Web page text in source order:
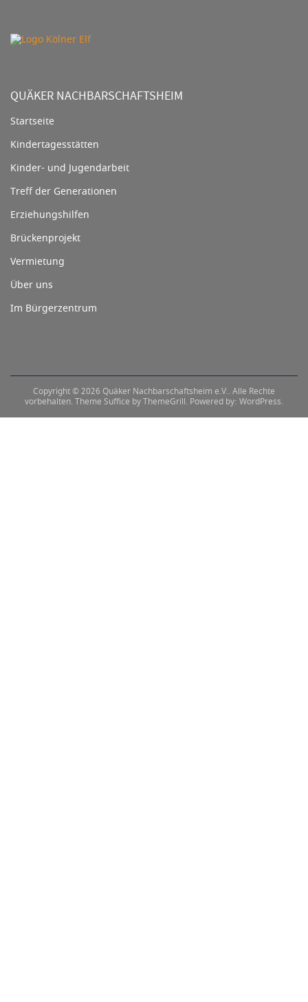
QUÄKER NACHBARSCHAFTSHEIM
Startseite
Kindertagesstätten
Kinder- und Jugendarbeit
Treff der Generationen
Erziehungshilfen
Brückenprojekt
Vermietung
Über uns
Im Bürgerzentrum
Copyright © 2026 Quäker Nachbarschaftsheim e.V.. Alle Rechte
vorbehalten. Theme Suffice by ThemeGrill. Powered by: WordPress.